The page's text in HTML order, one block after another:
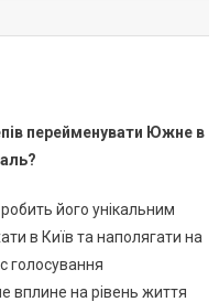
перейменувати Южне в
його унікальним
в Київ та наполягати на
голосування
вплине на рівень життя